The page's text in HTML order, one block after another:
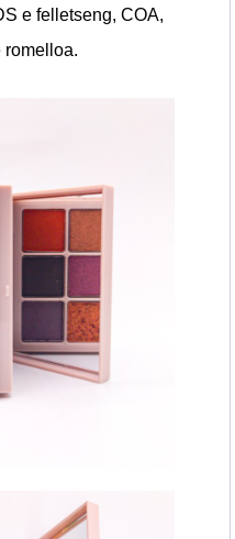
e felletseng, COA,
romelloa.